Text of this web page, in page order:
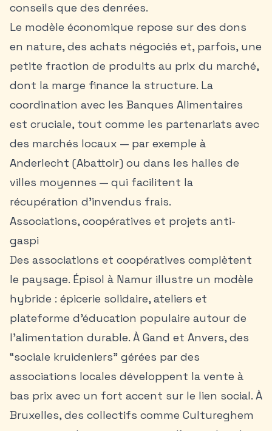
conseils que des denrées.
Le modèle économique repose sur des dons
en nature, des achats négociés et, parfois, une
petite fraction de produits au prix du marché,
dont la marge finance la structure. La
coordination avec les Banques Alimentaires
est cruciale, tout comme les partenariats avec
des marchés locaux — par exemple à
Anderlecht (Abattoir) ou dans les halles de
villes moyennes — qui facilitent la
récupération d’invendus frais.
Associations, coopératives et projets anti-
gaspi
Des associations et coopératives complètent
le paysage. Épisol à Namur illustre un modèle
hybride : épicerie solidaire, ateliers et
plateforme d’éducation populaire autour de
l’alimentation durable. À Gand et Anvers, des
“sociale kruideniers” gérées par des
associations locales développent la vente à
bas prix avec un fort accent sur le lien social. À
Bruxelles, des collectifs comme Cultureghem